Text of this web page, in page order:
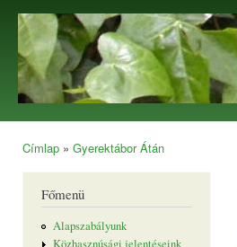
Borostyán
Egyesület
Címlap » Gyerektábor Átán
Főmenü
Alapszabályunk
Közhasznúsági jelentéseink